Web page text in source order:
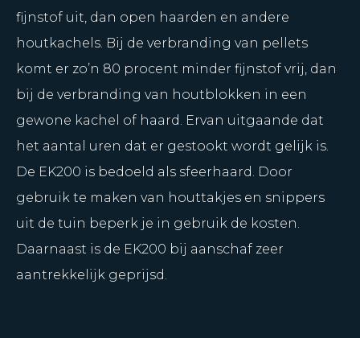
fijnstof uit, dan open haarden en andere
houtkachels. Bij de verbranding van pellets
komt er zo’n 80 procent minder fijnstof vrij, dan
bij de verbranding van houtblokken in een
gewone kachel of haard. Ervan uitgaande dat
het aantal uren dat er gestookt wordt gelijk is.
De EK200 is bedoeld als sfeerhaard. Door
gebruik te maken van houttakjes en snippers
uit de tuin beperk je in gebruik de kosten.
Daarnaast is de EK200 bij aanschaf zeer
aantrekkelijk geprijsd.